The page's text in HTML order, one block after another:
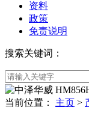
资料
政策
免责说明
搜索关键词：
当前位置： 主页 >